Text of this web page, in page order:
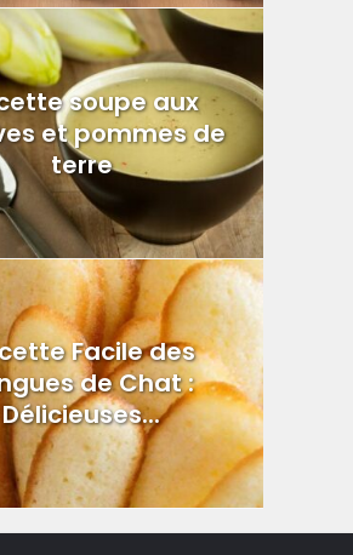
soupe aux
et pommes de
terre
Facile des
de Chat :
Délicieuses...